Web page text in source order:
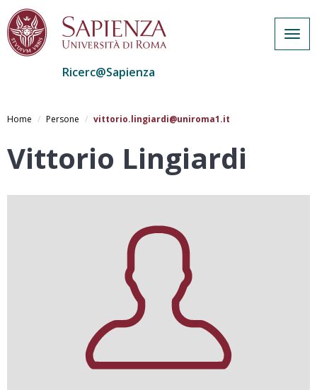
al
principale
Ricerc@Sapienza
Home Persone vittorio.lingiardi@uniroma1.it
Vittorio Lingiardi